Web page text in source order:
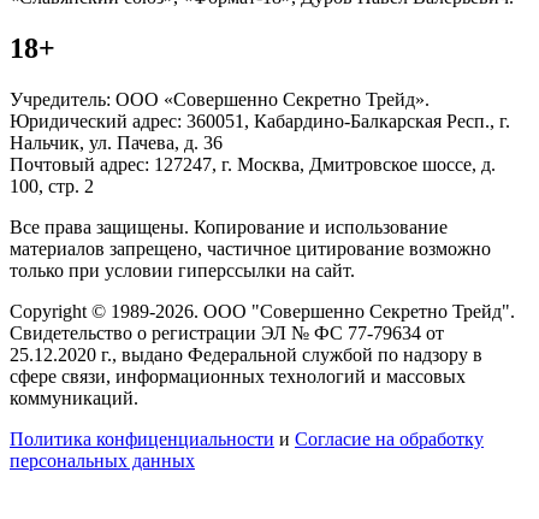
18+
Учредитель: ООО «Совершенно Секретно Трейд».
Юридический адрес: 360051, Кабардино-Балкарская Респ., г.
Нальчик, ул. Пачева, д. 36
Почтовый адрес: 127247, г. Москва, Дмитровское шоссе, д.
100, стр. 2
Все права защищены. Копирование и использование
материалов запрещено, частичное цитирование возможно
только при условии гиперссылки на сайт.
Copyright © 1989-2026. ООО "Совершенно Секретно Трейд".
Свидетельство о регистрации ЭЛ № ФС 77-79634 от
25.12.2020 г., выдано Федеральной службой по надзору в
сфере связи, информационных технологий и массовых
коммуникаций.
Политика конфиценциальности и Согласие на обработку
персональных данных